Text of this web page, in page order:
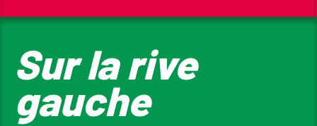
Sur la rive
gauche